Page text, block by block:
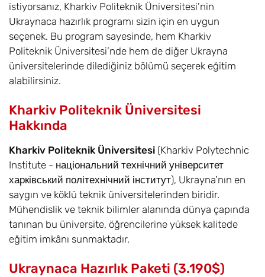
istiyorsanız, Kharkiv Politeknik Üniversitesi’nin
Ukraynaca hazırlık programı sizin için en uygun
seçenek. Bu program sayesinde, hem Kharkiv
Politeknik Üniversitesi’nde hem de diğer Ukrayna
üniversitelerinde dilediğiniz bölümü seçerek eğitim
alabilirsiniz.
Kharkiv Politeknik Üniversitesi
Hakkında
Kharkiv Politeknik Üniversitesi (Kharkiv Polytechnic
Institute - національний технічний університет
харківський політехнічний інститут), Ukrayna’nın en
saygın ve köklü teknik üniversitelerinden biridir.
Mühendislik ve teknik bilimler alanında dünya çapında
tanınan bu üniversite, öğrencilerine yüksek kalitede
eğitim imkânı sunmaktadır.
Ukraynaca Hazırlık Paketi (3.190$)